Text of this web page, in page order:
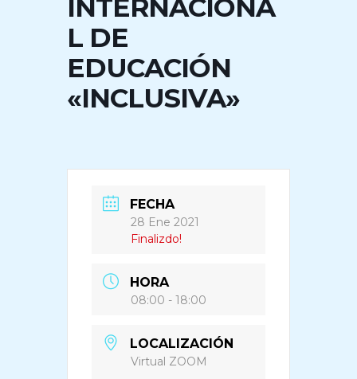
INTERNACIONA
L DE
EDUCACIÓN
«INCLUSIVA»
FECHA
28 Ene 2021
Finalizdo!
HORA
08:00 - 18:00
LOCALIZACIÓN
Virtual ZOOM